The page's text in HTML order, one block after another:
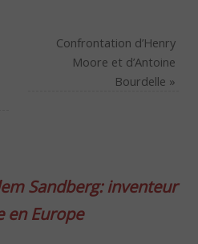
Confrontation d’Henry
Moore et d’Antoine
Bourdelle »
Sandberg: inventeur
en Europe